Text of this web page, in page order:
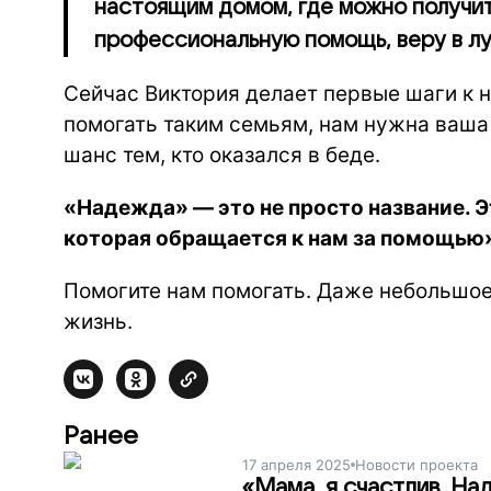
настоящим домом, где можно
профессиональную помощь, веру в
Сейчас Виктория делает первые шаги к
помогать таким семьям, нам нужна
шанс тем, кто оказался в беде.
«Надежда» — это не просто
которая обращается к нам за
Помогите нам помогать. Даже
жизнь.
Ранее
17 апреля 2025 Новости проекта